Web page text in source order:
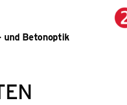
Betonoptik